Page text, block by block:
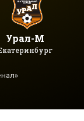
Урал-М